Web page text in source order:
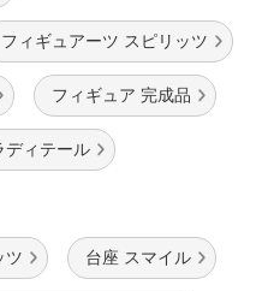
フィギュアーツ スピリッツ
フィギュア 完成品
ディテール
ツ 台座 スマイル